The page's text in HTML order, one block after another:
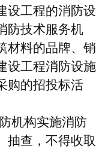
设工程的消防设
防技术服务机
材料的品牌、销
设工程消防设施
购的招投标活
机构实施消防
抽查，不得收取